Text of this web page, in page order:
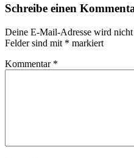
Schreibe einen
Deine E-Mail-Adresse wird
Felder sind mit * markiert
Kommentar *